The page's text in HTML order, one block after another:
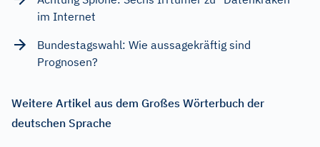
im Internet
Bundestagswahl: Wie aussagekräftig sind
Prognosen?
Weitere Artikel aus dem Großes Wörterbuch der
deutschen Sprache